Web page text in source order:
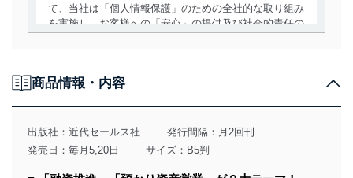
て、当社は「個人情報保護」のための全社的な取り組み
を実施し、お客様への「安心」の提供及び社会的責任の
用目的を明確にし、本人の同意を得たうえで利用目的の
達成に必要な範囲内で適法かつ公正な手段によって取
得・利用・提供を行います。また、当社が保有している
個人情報は、同意を得ずに目的外利用、第三者への提
供・開示は行いません。当社においてはこれらの取り組
商品情報・内容
出版社： 近代セールス社
発行間隔：月2回刊
発売日：毎月5,20日
サイズ：B5判